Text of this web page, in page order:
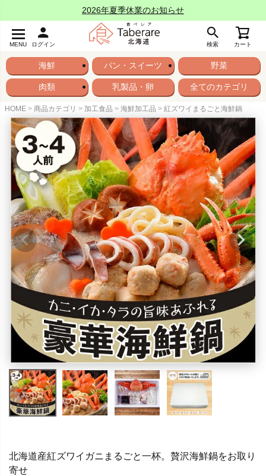
2026年夏季休業のお知らせ
MENU ログイン 検索 カート
海鮮 パン・スイーツ 野菜
肉類 乳製品・卵 全てのカテゴリ
HOME 商品カテゴリ 加工食品 海鮮加工品 紅ズワイまるごと海鮮鍋
北海道産紅ズワイガニまるごと一杯。贅沢海鮮鍋をお取り
寄せ